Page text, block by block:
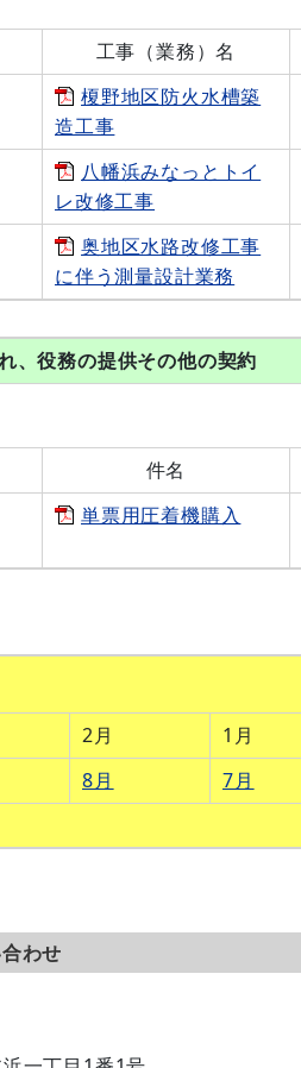
工事（業務）名
榎野地区防火水槽築
造工事
八幡浜みなっとトイ
レ改修工事
奥地区水路改修工事
に伴う測量設計業務
、役務の提供その他の契約
件名
単票用圧着機購入
2月 1月
8月 7月
わせ